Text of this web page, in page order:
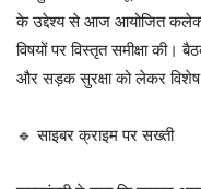
के उद्देश्य से आज आयोजित
विषयों पर विस्तृत समीक्षा की।
और सड़क सुरक्षा को लेकर विशेष
🔹 साइबर क्राइम पर सख्ती